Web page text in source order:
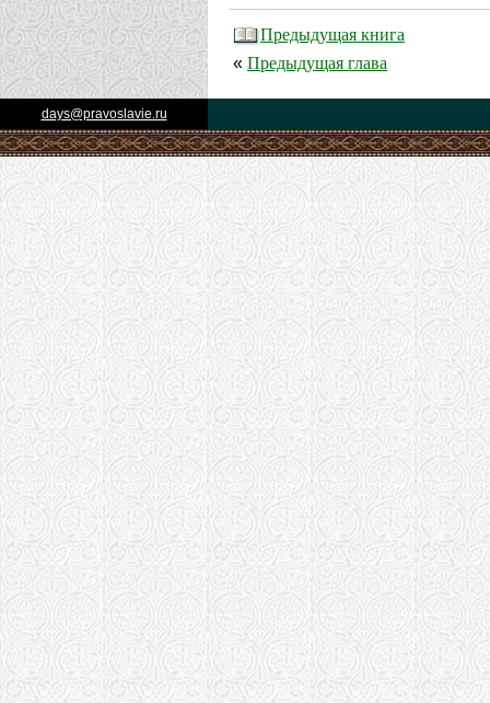
Предыдущая книга
« Предыдущая глава
days@pravoslavie.ru